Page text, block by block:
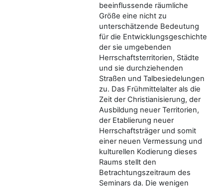
beeinflussende räumliche
Größe eine nicht zu
unterschätzende Bedeutung
für die Entwicklungsgeschichte
der sie umgebenden
Herrschaftsterritorien, Städte
und sie durchziehenden
Straßen und Talbesiedelungen
zu. Das Frühmittelalter als die
Zeit der Christianisierung, der
Ausbildung neuer Territorien,
der Etablierung neuer
Herrschaftsträger und somit
einer neuen Vermessung und
kulturellen Kodierung dieses
Raums stellt den
Betrachtungszeitraum des
Seminars da. Die wenigen